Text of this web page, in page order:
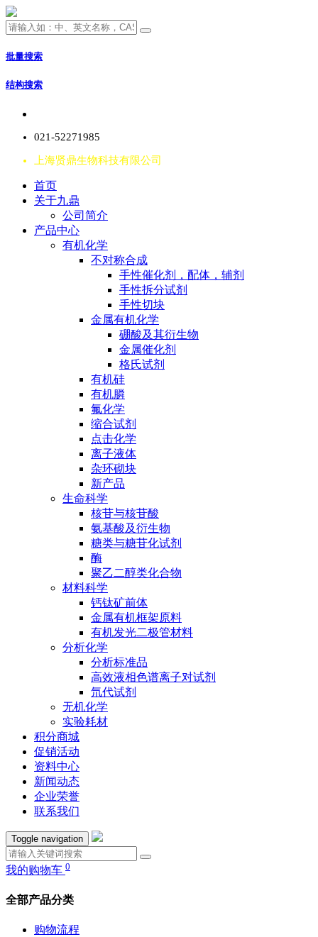
批量搜索
结构搜索
021-52271985
上海贤鼎生物科技有限公司
首页
关于九鼎
公司简介
产品中心
有机化学
不对称合成
手性催化剂，配体，辅剂
手性拆分试剂
手性切块
金属有机化学
硼酸及其衍生物
金属催化剂
格氏试剂
有机硅
有机膦
氟化学
缩合试剂
点击化学
离子液体
杂环砌块
新产品
生命科学
核苷与核苷酸
氨基酸及衍生物
糖类与糖苷化试剂
酶
聚乙二醇类化合物
材料科学
钙钛矿前体
金属有机框架原料
有机发光二极管材料
分析化学
分析标准品
高效液相色谱离子对试剂
氘代试剂
无机化学
实验耗材
积分商城
促销活动
资料中心
新闻动态
企业荣誉
联系我们
Toggle navigation
我的购物车 0
全部产品分类
购物流程